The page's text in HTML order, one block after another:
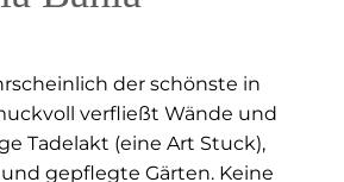
der schönste in
verfließt Wände und
Tadelakt (eine Art Stuck),
gepflegte Gärten. Keine